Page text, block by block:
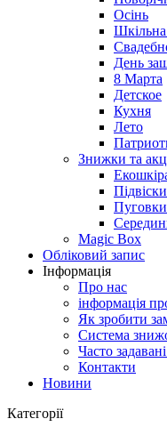
Осінь
Шкільна
День
8 Марта
Детское
Кухня
Лето
Знижки та
Magic Box
Обліковий запис
Інформація
Про нас
інформація
Як зробити
Система
Часто
Контакти
Новини
Категорії